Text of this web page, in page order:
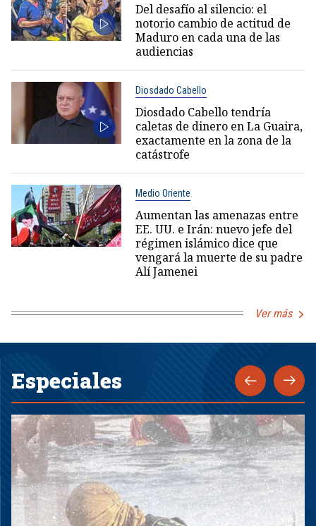
Del desafío al silencio: el
notorio cambio de actitud de
Maduro en cada una de las
audiencias
Diosdado Cabello
Diosdado Cabello tendría
caletas de dinero en La Guaira,
exactamente en la zona de la
catástrofe
Medio Oriente
Aumentan las amenazas entre
EE. UU. e Irán: nuevo jefe del
régimen islámico dice que
vengará la muerte de su padre
Alí Jamenei
Ver más
Especiales